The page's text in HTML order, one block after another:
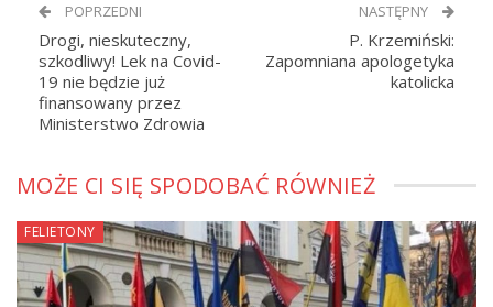
POPRZEDNI
Drogi, nieskuteczny,
szkodliwy! Lek na Covid-
19 nie będzie już
finansowany przez
Ministerstwo Zdrowia
NASTĘPNY
P. Krzemiński:
Zapomniana apologetyka
katolicka
MOŻE CI SIĘ SPODOBAĆ RÓWNIEŻ
FELIETONY